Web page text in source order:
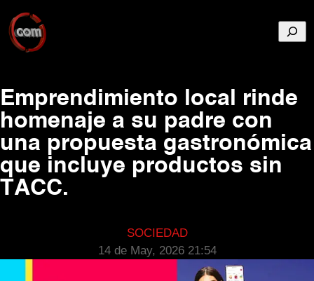
Emprendimiento local rinde
homenaje a su padre con
una propuesta gastronómica
que incluye productos sin
TACC.
SOCIEDAD
14 de May, 2026 21:54